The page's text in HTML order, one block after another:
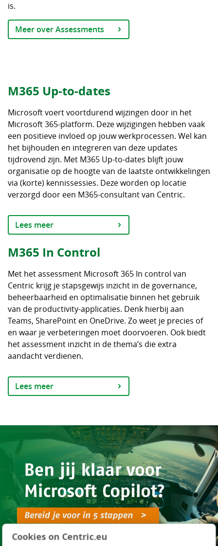
Cookies on Centric.eu
is.
Meer over Assessments
M365 Up-to-dates
Microsoft voert voortdurend wijzingen door in het
Microsoft 365-platform. Deze wijzigingen hebben vaak
een positieve invloed op jouw werkprocessen. Wel kan
het bijhouden en integreren van deze updates
tijdrovend zijn. Met M365 Up-to-dates blijft jouw
organisatie op de hoogte van de laatste ontwikkelingen
via (korte) kennissessies. Deze worden op locatie
verzorgd door een M365-consultant van Centric.
Lees meer
M365 In Control
Met het assessment Microsoft 365 In control van
Centric krijg je stapsgewijs inzicht in de governance,
beheerbaarheid en optimalisatie binnen het gebruik
van de productivity-applicaties. Denk hierbij aan
Teams, SharePoint en OneDrive. Zo weet je precies of
en waar je verbeteringen moet doorvoeren. Ook biedt
het assessment inzicht in de thema’s die extra
aandacht verdienen.
Lees meer